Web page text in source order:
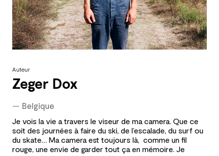
Auteur
Zeger Dox
— Belgique
Je vois la vie a travers le viseur de ma camera. Que ce
soit des journées à faire du ski, de l’escalade, du surf ou
du skate… Ma camera est toujours là, comme un fil
rouge, une envie de garder tout ça en mémoire. Je